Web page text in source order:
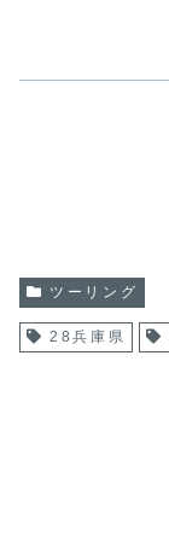
ツーリング
28兵庫県